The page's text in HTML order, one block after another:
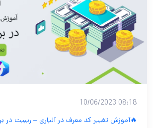
08:18 10/06/2023
🔥آموزش تغییر کد معرف در آلپاری – ریبیت در